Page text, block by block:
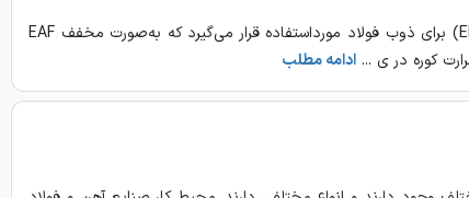
کوره‌های قوس الكتریكی(Electric Arc Furnace) برای ذوب فولاد مورداستفاده قرار می‌گیرد که به‌صورت مخفف EAF
کوره در ی ... ادامه مطلب